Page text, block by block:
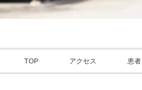
TOP アクセス 患